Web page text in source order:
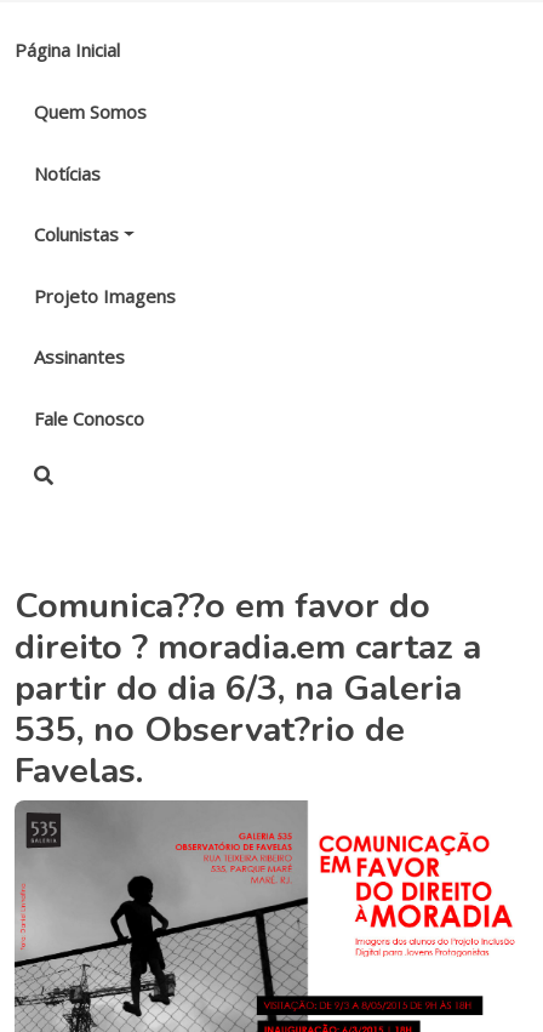
Página Inicial
Quem Somos
Notícias
Colunistas
Projeto Imagens
Assinantes
Fale Conosco
Comunica??o em favor do
direito ? moradia.em cartaz a
partir do dia 6/3, na Galeria
535, no Observat?rio de
Favelas.